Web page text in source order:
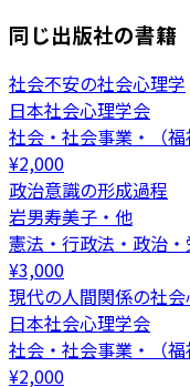
同じ出版社の書籍
社会不安の社会心理学
日本社会心理学会
社会・社会事業・（
¥2,000
政治意識の形成過程
岩男寿美子・他
憲法・行政法・政治
¥3,000
現代の人間関係の社
日本社会心理学会
社会・社会事業・（
¥2,000